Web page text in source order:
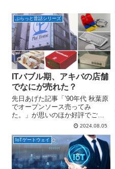
ぷらっと昔話シリーズ
ITバブル期、アキバの店舗
でなにが売れた？
先日あげた記事「’90年代 秋葉原
でオープンソース売ってみ
た。」が思いのほか好評でござ
いまして・・・SNS等で当時の
当時のぷらっとホーム店舗内の
写真まであげてくださる方もい
らっしゃるほど。本当にありが
とうございま...
2024.08.05
IoTゲートウェイ